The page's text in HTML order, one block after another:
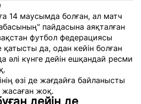
14 маусымда болған, ал матч
пайдасына аяқталған
футбол федерациясы
қатысты да, одан кейін болған
әлі күнге дейін ешқандай ресми
өзі де жағдайға байланысты
жоқ.